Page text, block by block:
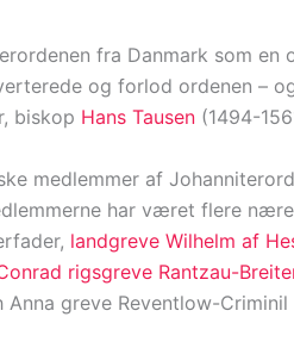
fra Danmark som en
og forlod ordenen –
biskop Hans Tausen (1494-
medlemmer af
har været flere
landgreve Wilhelm af
rigsgreve Rantzau-
greve Reventlow-Criminil